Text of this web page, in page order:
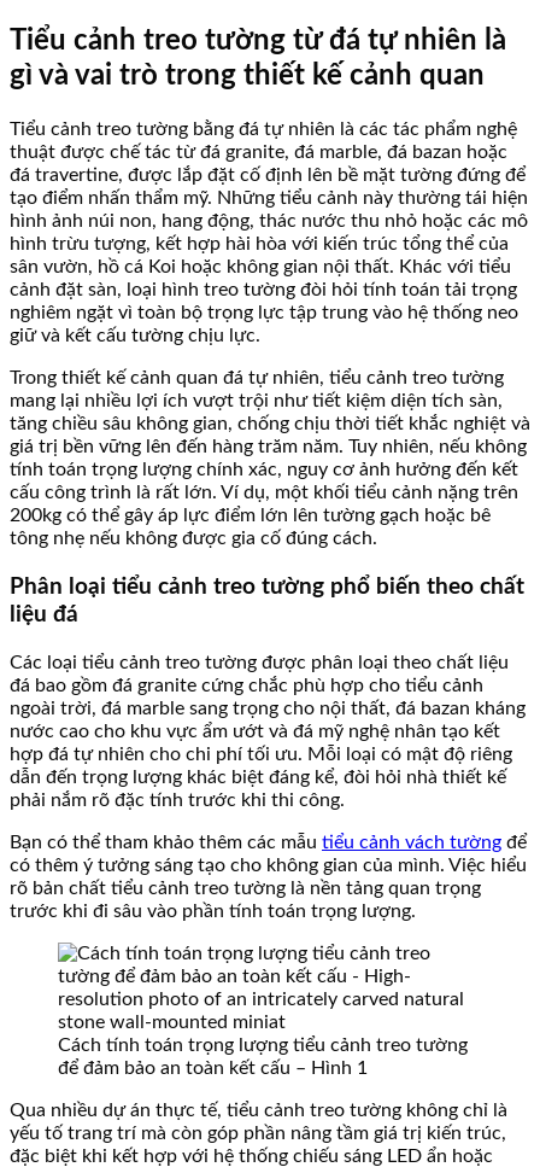
Tiểu cảnh treo tường từ đá tự nhiên là
gì và vai trò trong thiết kế cảnh quan
Tiểu cảnh treo tường bằng đá tự nhiên là các tác phẩm nghệ
thuật được chế tác từ đá granite, đá marble, đá bazan hoặc
đá travertine, được lắp đặt cố định lên bề mặt tường đứng để
tạo điểm nhấn thẩm mỹ. Những tiểu cảnh này thường tái hiện
hình ảnh núi non, hang động, thác nước thu nhỏ hoặc các mô
hình trừu tượng, kết hợp hài hòa với kiến trúc tổng thể của
sân vườn, hồ cá Koi hoặc không gian nội thất. Khác với tiểu
cảnh đặt sàn, loại hình treo tường đòi hỏi tính toán tải trọng
nghiêm ngặt vì toàn bộ trọng lực tập trung vào hệ thống neo
giữ và kết cấu tường chịu lực.
Trong thiết kế cảnh quan đá tự nhiên, tiểu cảnh treo tường
mang lại nhiều lợi ích vượt trội như tiết kiệm diện tích sàn,
tăng chiều sâu không gian, chống chịu thời tiết khắc nghiệt và
giá trị bền vững lên đến hàng trăm năm. Tuy nhiên, nếu không
tính toán trọng lượng chính xác, nguy cơ ảnh hưởng đến kết
cấu công trình là rất lớn. Ví dụ, một khối tiểu cảnh nặng trên
200kg có thể gây áp lực điểm lớn lên tường gạch hoặc bê
tông nhẹ nếu không được gia cố đúng cách.
Phân loại tiểu cảnh treo tường phổ biến theo chất
liệu đá
Các loại tiểu cảnh treo tường được phân loại theo chất liệu
đá bao gồm đá granite cứng chắc phù hợp cho tiểu cảnh
ngoài trời, đá marble sang trọng cho nội thất, đá bazan kháng
nước cao cho khu vực ẩm ướt và đá mỹ nghệ nhân tạo kết
hợp đá tự nhiên cho chi phí tối ưu. Mỗi loại có mật độ riêng
dẫn đến trọng lượng khác biệt đáng kể, đòi hỏi nhà thiết kế
phải nắm rõ đặc tính trước khi thi công.
Bạn có thể tham khảo thêm các mẫu tiểu cảnh vách tường để
có thêm ý tưởng sáng tạo cho không gian của mình. Việc hiểu
rõ bản chất tiểu cảnh treo tường là nền tảng quan trọng
trước khi đi sâu vào phần tính toán trọng lượng.
Cách tính toán trọng lượng tiểu cảnh treo tường
để đảm bảo an toàn kết cấu – Hình 1
Qua nhiều dự án thực tế, tiểu cảnh treo tường không chỉ là
yếu tố trang trí mà còn góp phần nâng tầm giá trị kiến trúc,
đặc biệt khi kết hợp với hệ thống chiếu sáng LED ẩn hoặc